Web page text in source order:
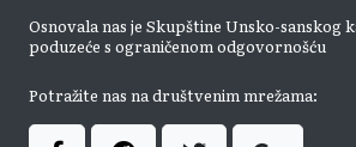
Osnovala nas je Skupštine Unsko-sanskog
poduzeće s ograničenom odgovornošću
Potražite nas na društvenim mrežama: